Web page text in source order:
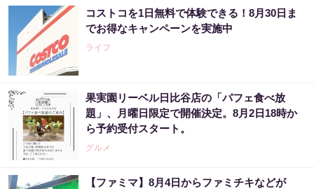
コストコを1日無料で体験できる！8月30日ま
でお得なキャンペーンを実施中
ライフ
果実園リーベル日比谷店の「パフェ食べ放
題」、月曜日限定で開催決定。8月2日18時か
ら予約受付スタート。
グルメ
【ファミマ】8月4日からファミチキなどが